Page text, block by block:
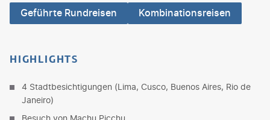
Geführte Rundreisen Kombinationsreisen
HIGHLIGHTS
4 Stadtbesichtigungen (Lima, Cusco, Buenos Aires, Rio de
Janeiro)
Besuch von Machu Picchu